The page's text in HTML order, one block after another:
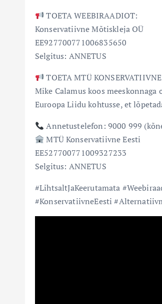
TOETA WEEBIRAADIOT:
Konservatiivne Mõtiskleja OÜ
EE927700771006835650
Selgitus: ANNETUS
TOETA MTÜ
Mike Calamus koos
Euroopa Liidu kohtusse, et
Annetustelefon: 9000 999
MTÜ Konservatiivne Eesti
EE527700771009327233
Selgitus: ANNETUS
#LihtsaltJaKeerutamata
#KonservatiivneEesti